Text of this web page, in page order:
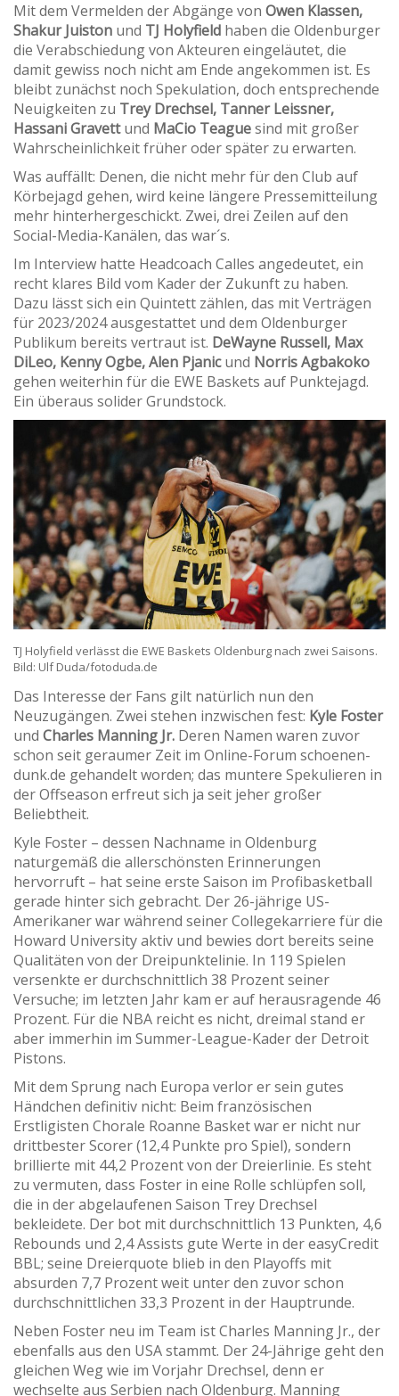
Mit dem Vermelden der Abgänge von Owen Klassen,
Shakur Juiston und TJ Holyfield haben die Oldenburger
die Verabschiedung von Akteuren eingeläutet, die
damit gewiss noch nicht am Ende angekommen ist. Es
bleibt zunächst noch Spekulation, doch entsprechende
Neuigkeiten zu Trey Drechsel, Tanner Leissner,
Hassani Gravettund MaCio Teaguesind mit großer
Wahrscheinlichkeit früher oder später zu erwarten.
Was auffällt: Denen, die nicht mehr für den Club auf
Körbejagd gehen, wird keine längere Pressemitteilung
mehr hinterhergeschickt. Zwei, drei Zeilen auf den
Social-Media-Kanälen, das war´s.
Im Interview hatte Headcoach Calles angedeutet, ein
recht klares Bild vom Kader der Zukunft zu haben.
Dazu lässt sich ein Quintett zählen, das mit Verträgen
für 2023/2024 ausgestattet und dem Oldenburger
Publikum bereits vertraut ist. DeWayne Russell, Max
DiLeo, Kenny Ogbe, Alen Pjanicund Norris Agbakoko
gehen weiterhin für die EWE Baskets auf Punktejagd.
Ein überaus solider Grundstock.
TJ Holyfield verlässt die EWE Baskets Oldenburg nach zwei Saisons.
Bild: Ulf Duda/fotoduda.de
Das Interesse der Fans gilt natürlich nun den
Neuzugängen. Zwei stehen inzwischen fest: Kyle Foster
und Charles Manning Jr. Deren Namen waren zuvor
schon seit geraumer Zeit im Online-Forum schoenen-
dunk.de gehandelt worden; das muntere Spekulieren in
der Offseason erfreut sich ja seit jeher großer
Beliebtheit.
Kyle Foster – dessen Nachname in Oldenburg
naturgemäß die allerschönsten Erinnerungen
hervorruft – hat seine erste Saison im Profibasketball
gerade hinter sich gebracht. Der 26-jährige US-
Amerikaner war während seiner Collegekarriere für die
Howard University aktiv und bewies dort bereits seine
Qualitäten von der Dreipunktelinie. In 119 Spielen
versenkte er durchschnittlich 38 Prozent seiner
Versuche; im letzten Jahr kam er auf herausragende 46
Prozent. Für die NBA reicht es nicht, dreimal stand er
aber immerhin im Summer-League-Kader der Detroit
Pistons.
Mit dem Sprung nach Europa verlor er sein gutes
Händchen definitiv nicht: Beim französischen
Erstligisten Chorale Roanne Basket war er nicht nur
drittbester Scorer (12,4 Punkte pro Spiel), sondern
brillierte mit 44,2 Prozent von der Dreierlinie. Es steht
zu vermuten, dass Foster in eine Rolle schlüpfen soll,
die in der abgelaufenen Saison Trey Drechsel
bekleidete. Der bot mit durchschnittlich 13 Punkten, 4,6
Rebounds und 2,4 Assists gute Werte in der easyCredit
BBL; seine Dreierquote blieb in den Playoffs mit
absurden 7,7 Prozent weit unter den zuvor schon
durchschnittlichen 33,3 Prozent in der Hauptrunde.
Neben Foster neu im Team ist Charles Manning Jr., der
ebenfalls aus den USA stammt. Der 24-Jährige geht den
gleichen Weg wie im Vorjahr Drechsel, denn er
wechselte aus Serbien nach Oldenburg. Manning